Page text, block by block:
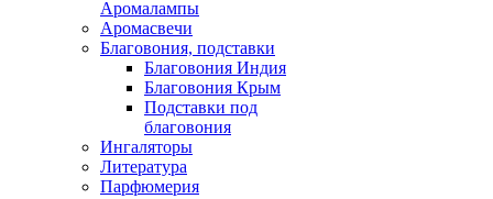
Аромалампы
Аромасвечи
Благовония, подставки
Благовония Индия
Благовония Крым
Подставки под
благовония
Ингаляторы
Литература
Парфюмерия